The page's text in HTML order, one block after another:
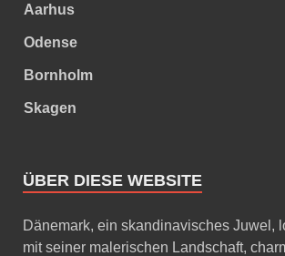
Aarhus
Odense
Bornholm
Skagen
ÜBER DIESE WEBSITE
Dänemark, ein skandinavisches Juwel,
mit seiner malerischen Landschaft,